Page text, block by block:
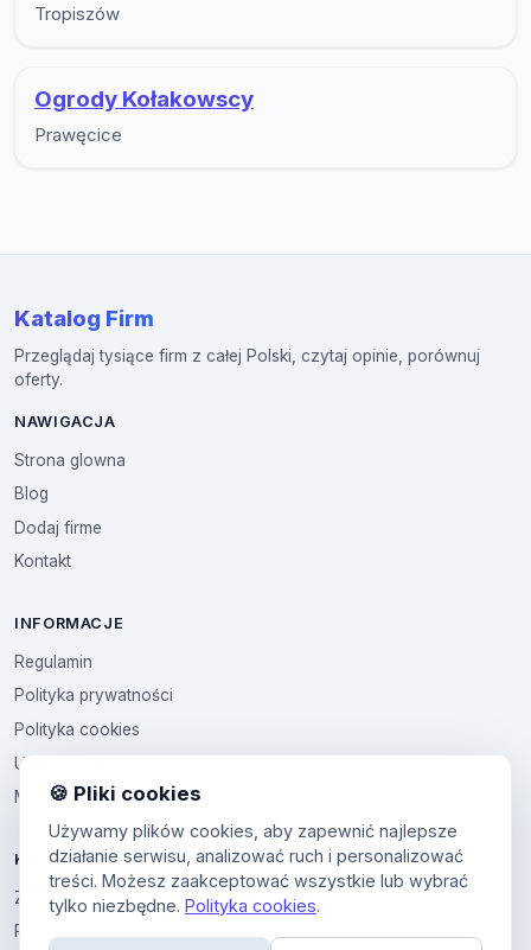
Tropiszów
Ogrody Kołakowscy
Prawęcice
Katalog Firm
Przeglądaj tysiące firm z całej Polski, czytaj opinie, porównuj
oferty.
NAWIGACJA
Strona glowna
Blog
Dodaj firme
Kontakt
INFORMACJE
Regulamin
Polityka prywatności
Polityka cookies
Ustawienia cookies
Multikod
KONTO
Zaloguj sie
Panel uzytkownika
🍪 Pliki cookies
Używamy plików cookies, aby zapewnić najlepsze
działanie serwisu, analizować ruch i personalizować
treści. Możesz zaakceptować wszystkie lub wybrać
tylko niezbędne. Polityka cookies.